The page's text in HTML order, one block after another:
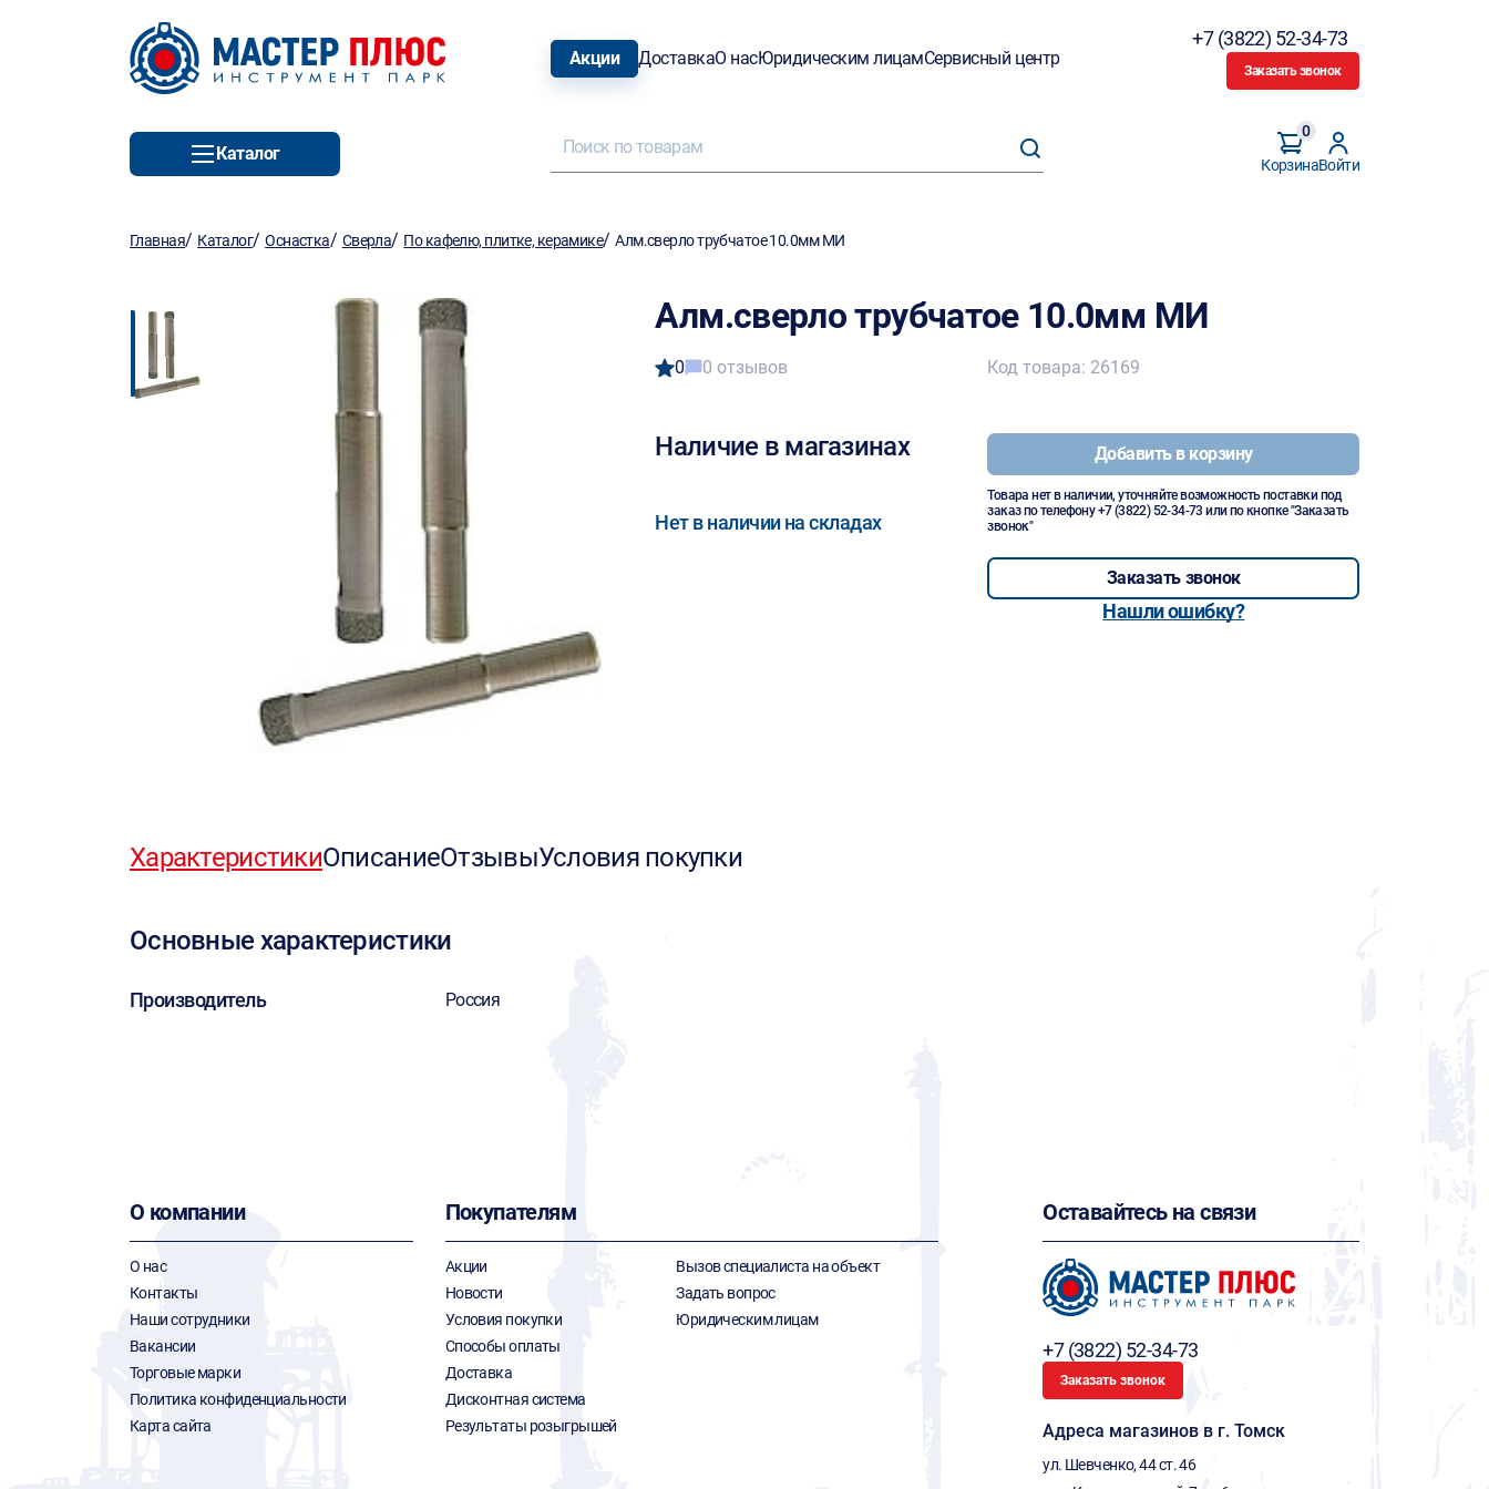
Акции ДоставкаО насЮридическим лицамСервисный центр
+7 (3822) 52-34-73
Заказать звонок
Каталог
Корзина
0
Войти
Главная/ Каталог/Оснастка/ Сверла/ По кафелю, плитке, керамике/Алм.сверло трубчатое 10.0мм МИ
Алм.сверло трубчатое 10.0мм МИ
0 0 отзывов
Наличие в магазинах
Нет в наличии на складах
Код товара: 26169
Добавить в корзину
Товара нет в наличии, уточняйте возможность поставки под
заказ по телефону+7 (3822) 52-34-73 или по кнопке "Заказать
звонок"
Заказать звонок
Нашли ошибку?
ХарактеристикиОписаниеОтзывыУсловия покупки
Основные характеристики
Производитель Россия
О компании
О нас
Контакты
Наши сотрудники
Вакансии
Торговые марки
Политика конфиденциальности
Карта сайта
Покупателям
Акции
Новости
Условия покупки
Способы оплаты
Доставка
Дисконтная система
Результаты розыгрышей
Вызов специалиста на объект
Задать вопрос
Юридическим лицам
Оставайтесь на связи
+7 (3822) 52-34-73
Заказать звонок
Адреса магазинов в г. Томск
ул. Шевченко, 44 ст. 46